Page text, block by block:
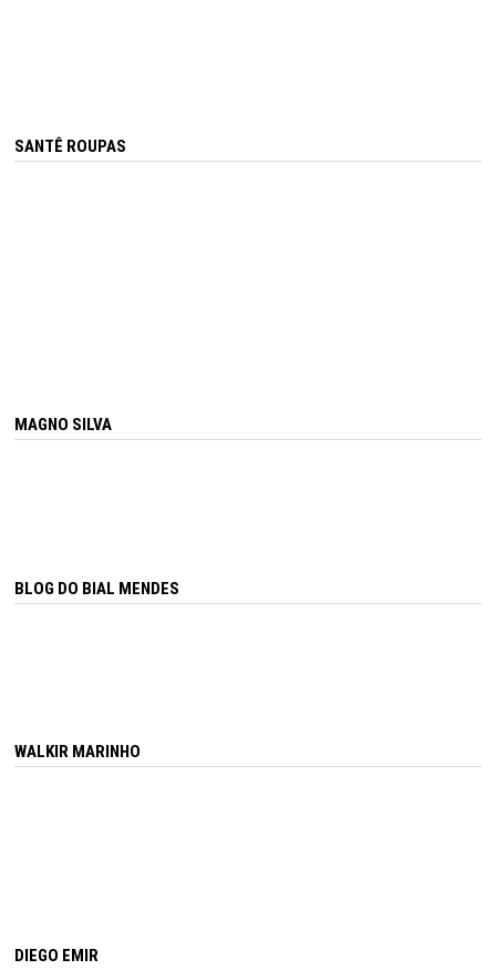
SANTÊ ROUPAS
MAGNO SILVA
BLOG DO BIAL MENDES
WALKIR MARINHO
DIEGO EMIR